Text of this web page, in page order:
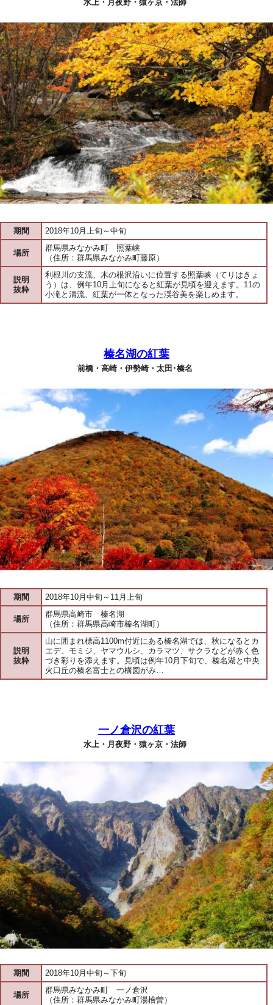
水上・月夜野・猿ヶ京・法師
期間 2018年10月上旬～中旬
場所
群馬県みなかみ町 照葉峡
（住所：群馬県みなかみ町藤原）
説明
抜粋
利根川の支流、木の根沢沿いに位置する照葉峡（てりはきょ
う）は、例年10月上旬になると紅葉が見頃を迎えます。11の
小滝と清流、紅葉が一体となった渓谷美を楽しめます。
榛名湖の紅葉
前橋・高崎・伊勢崎・太田･榛名
期間 2018年10月中旬～11月上旬
場所
群馬県高崎市 榛名湖
（住所：群馬県高崎市榛名湖町）
説明
抜粋
山に囲まれ標高1100m付近にある榛名湖では、秋になるとカ
エデ、モミジ、ヤマウルシ、カラマツ、サクラなどが赤く色
づき彩りを添えます。見頃は例年10月下旬で、榛名湖と中央
火口丘の榛名富士との構図がみ…
一ノ倉沢の紅葉
水上・月夜野・猿ヶ京・法師
期間 2018年10月中旬～下旬
場所
群馬県みなかみ町 一ノ倉沢
（住所：群馬県みなかみ町湯檜曽）